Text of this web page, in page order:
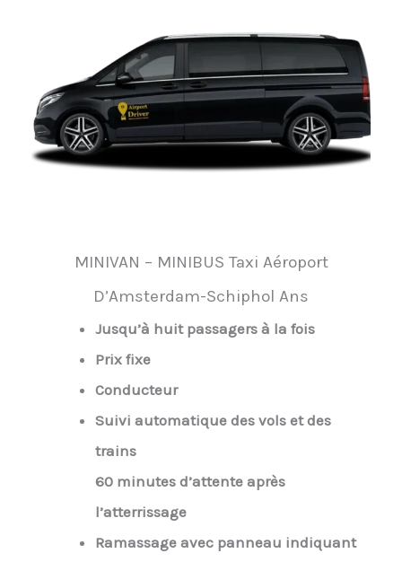
MINIVAN – MINIBUS Taxi Aéroport
D’Amsterdam-Schiphol Ans
Jusqu’à huit passagers à la fois
Prix fixe
Conducteur
Suivi automatique des vols et des
trains
60 minutes d’attente après
l’atterrissage
Ramassage avec panneau indiquant